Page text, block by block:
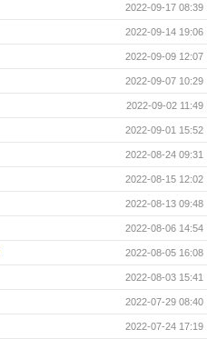
2022-09-17 08:39
2022-09-14 19:06
2022-09-09 12:07
2022-09-07 10:29
2022-09-02 11:49
2022-09-01 15:52
2022-08-24 09:31
2022-08-15 12:02
2022-08-13 09:48
2022-08-06 14:54
2022-08-05 16:08
2022-08-03 15:41
2022-07-29 08:40
2022-07-24 17:19